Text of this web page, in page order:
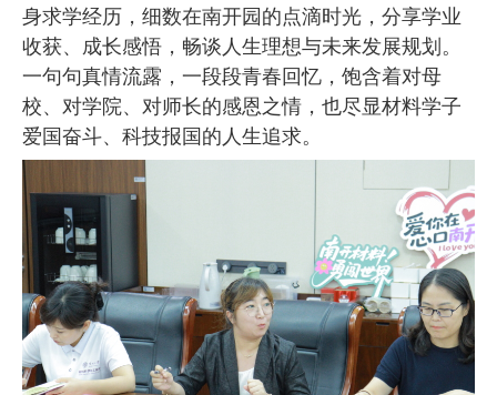
身求学经历，细数在南开园的点滴时光，分享学业
收获、成长感悟，畅谈人生理想与未来发展规划。
一句句真情流露，一段段青春回忆，饱含着对母
校、对学院、对师长的感恩之情，也尽显材料学子
爱国奋斗、科技报国的人生追求。